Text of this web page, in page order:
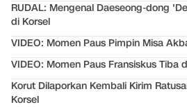
RUDAL: Mengenal Daeseong-dong
di Korsel
VIDEO: Momen Paus Pimpin Misa
VIDEO: Momen Paus Fransiskus Tiba
Korut Dilaporkan Kembali Kirim
Korsel